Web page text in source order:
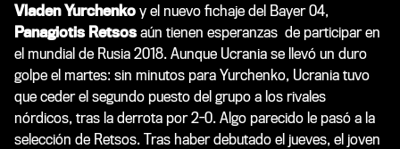
Vladen Yurchenko y el nuevo fichaje del Bayer 04,
Panagiotis Retsos aún tienen esperanzas de participar en
el mundial de Rusia 2018. Aunque Ucrania se llevó un duro
golpe el martes: sin minutos para Yurchenko, Ucrania tuvo
que ceder el segundo puesto del grupo a los rivales
nórdicos, tras la derrota por 2-0. Algo parecido le pasó a la
selección de Retsos. Tras haber debutado el jueves, el joven